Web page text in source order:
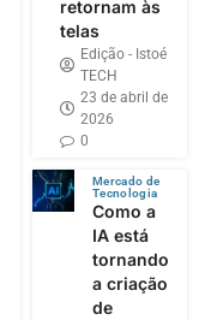
retornam às
telas
Edição - Istoé
TECH
23 de abril de
2026
0
Mercado de
Tecnologia
Como a
IA está
tornando
a criação
de